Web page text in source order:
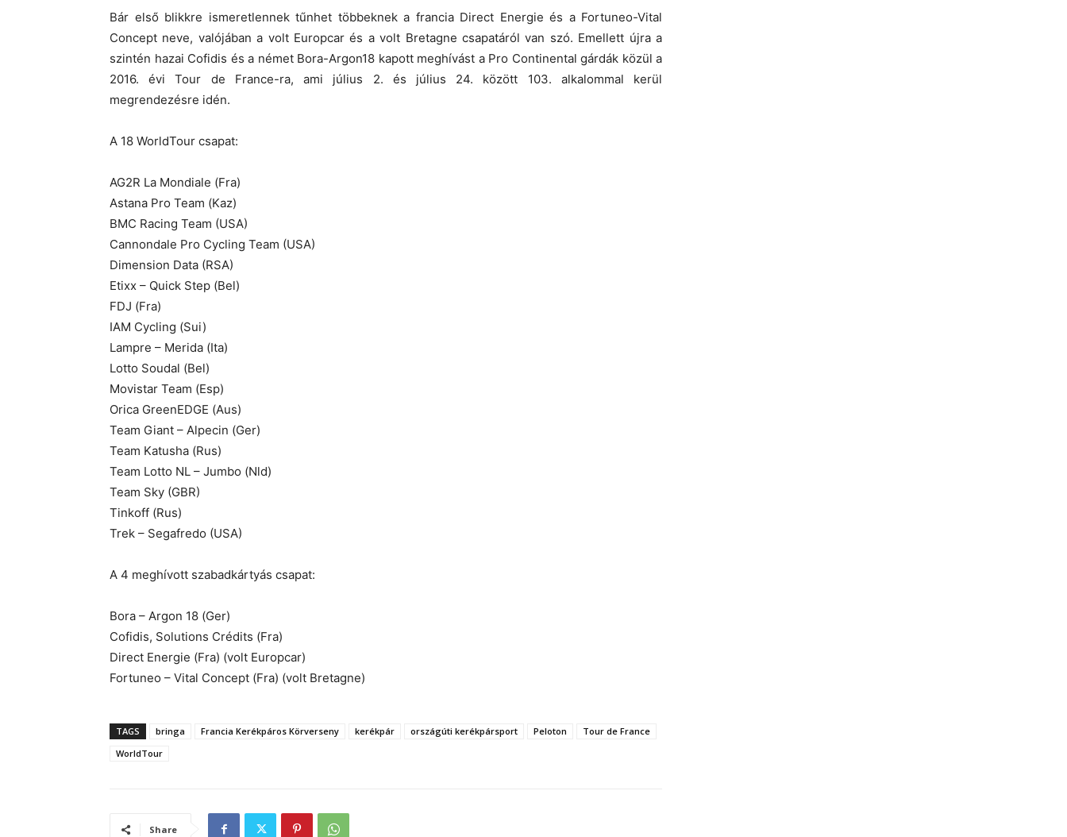
Bár első blikkre ismeretlennek tűnhet többeknek a francia Direct Energie és a Fortuneo-Vital
Concept neve, valójában a volt Europcar és a volt Bretagne csapatáról van szó. Emellett újra a
szintén hazai Cofidis és a német Bora-Argon18 kapott meghívást a Pro Continental gárdák közül a
2016. évi Tour de France-ra, ami július 2. és július 24. között 103. alkalommal kerül
megrendezésre idén.
A 18 WorldTour csapat:
AG2R La Mondiale (Fra)
Astana Pro Team (Kaz)
BMC Racing Team (USA)
Cannondale Pro Cycling Team (USA)
Dimension Data (RSA)
Etixx – Quick Step (Bel)
FDJ (Fra)
IAM Cycling (Sui)
Lampre – Merida (Ita)
Lotto Soudal (Bel)
Movistar Team (Esp)
Orica GreenEDGE (Aus)
Team Giant – Alpecin (Ger)
Team Katusha (Rus)
Team Lotto NL – Jumbo (Nld)
Team Sky (GBR)
Tinkoff (Rus)
Trek – Segafredo (USA)
A 4 meghívott szabadkártyás csapat:
Bora – Argon 18 (Ger)
Cofidis, Solutions Crédits (Fra)
Direct Energie (Fra) (volt Europcar)
Fortuneo – Vital Concept (Fra) (volt Bretagne)
TAGS bringa Francia Kerékpáros Körverseny kerékpár országúti kerékpársport Peloton
Tour de France
WorldTour
Share